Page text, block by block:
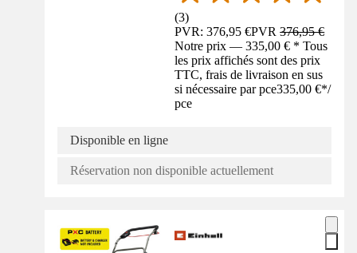
(3)
PVR: 376,95 €PVR376,95 €
Notre prix — 335,00 € * Tous
les prix affichés sont des prix
TTC, frais de livraison en sus
si nécessaire par pce335,00 €*/
pce
Disponible en ligne
Réservation non disponible actuellement